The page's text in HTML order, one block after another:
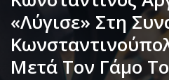
«Λύγισε» Στη
Μετά Τον Γάμο